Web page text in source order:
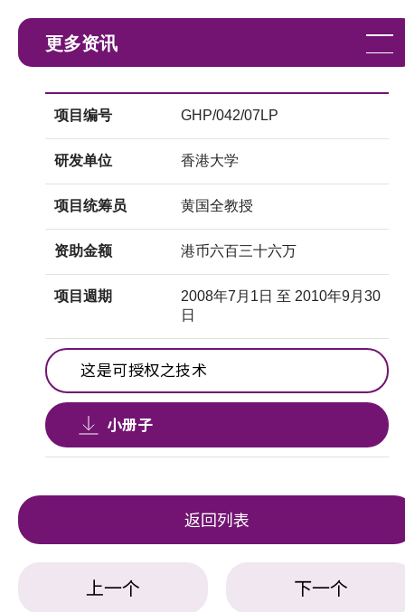
更多资讯
项目编号 GHP/042/07LP
研发单位 香港大学
项目统筹员 黄国全教授
资助金额 港币六百三十六万
项目週期
2008年7月1日 至 2010年9月30
日
这是可授权之技术
小册子
返回列表
上一个 下一个